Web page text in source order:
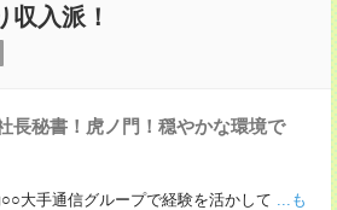
入派！
長秘書！虎ノ門！穏やかな環境で
大手通信グループで経験を活かして ...も